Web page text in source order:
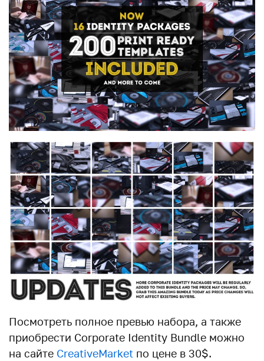
Посмотреть полное превью набора, а также
приобрести Corporate Identity Bundle можно
на сайте CreativeMarket по цене в 30$.